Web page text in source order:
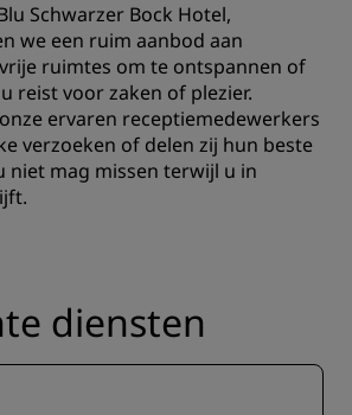
Schwarzer Bock Hotel,
we een ruim aanbod aan
ruimtes om te ontspannen of
reist voor zaken of plezier.
ervaren receptiemedewerkers
verzoeken of delen zij hun beste
niet mag missen terwijl u in
diensten